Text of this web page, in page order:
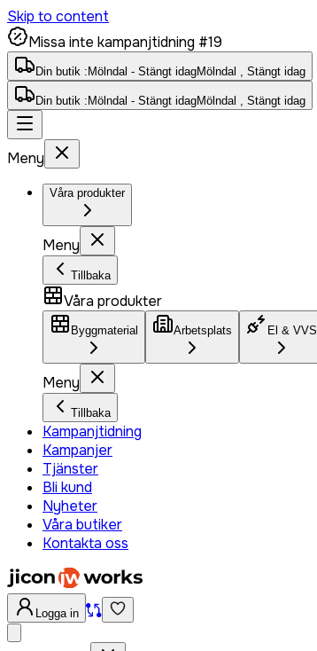
Skip to content
Missa inte kampanjtidning #19
Din butik : Mölndal - Stängt idagMölndal , Stängt idag
Din butik : Mölndal - Stängt idagMölndal , Stängt idag
Meny
Våra produkter
Meny
Tillbaka
Våra produkter
Byggmaterial Arbetsplats El & VVS
Meny
Tillbaka
Kampanjtidning
Kampanjer
Tjänster
Bli kund
Nyheter
Våra butiker
Kontakta oss
Logga in